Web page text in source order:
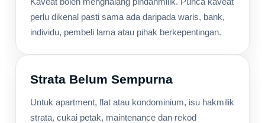
perlu dikenal pasti sama ada daripada waris, bank,
individu, pembeli lama atau pihak berkepentingan.
Strata Belum Sempurna
Untuk apartment, flat atau kondominium, isu hakmilik
strata, cukai petak, maintenance dan rekod